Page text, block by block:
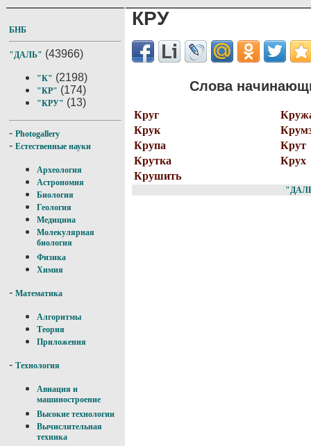
БНБ
"ДАЛЬ" (43966)
"К" (2198)
"КР" (174)
"КРУ" (13)
- Photogallery
- Естественные науки
Археология
Астрономия
Биология
Геология
Медицина
Молекулярная
биология
Физика
Химия
- Математика
Алгоритмы
Теория
Приложения
- Технология
Авиация и
машиностроение
Высокие технологии
Вычислительная
техника
КРУ
Слова
Круг
Крук
Крупа
Крут
Крутка
Крух
Крушить